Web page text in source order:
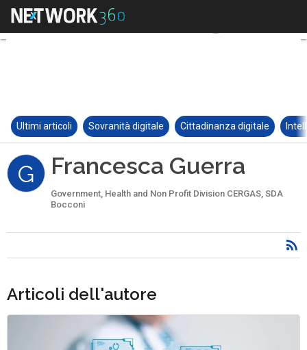
Ultimi articoli Sovranità digitale Cittadinanza digitale
G Francesca Guerra
Government, Health and Non Profit Division CERGAS, SDA
Bocconi
Articoli dell'autore